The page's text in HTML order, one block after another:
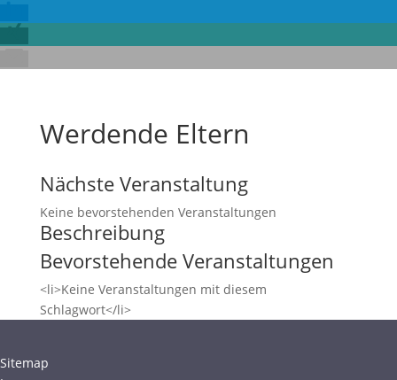
Werdende Eltern
Nächste Veranstaltung
Keine bevorstehenden Veranstaltungen
Beschreibung
Bevorstehende Veranstaltungen
<li>Keine Veranstaltungen mit diesem
Schlagwort</li>
Sitemap